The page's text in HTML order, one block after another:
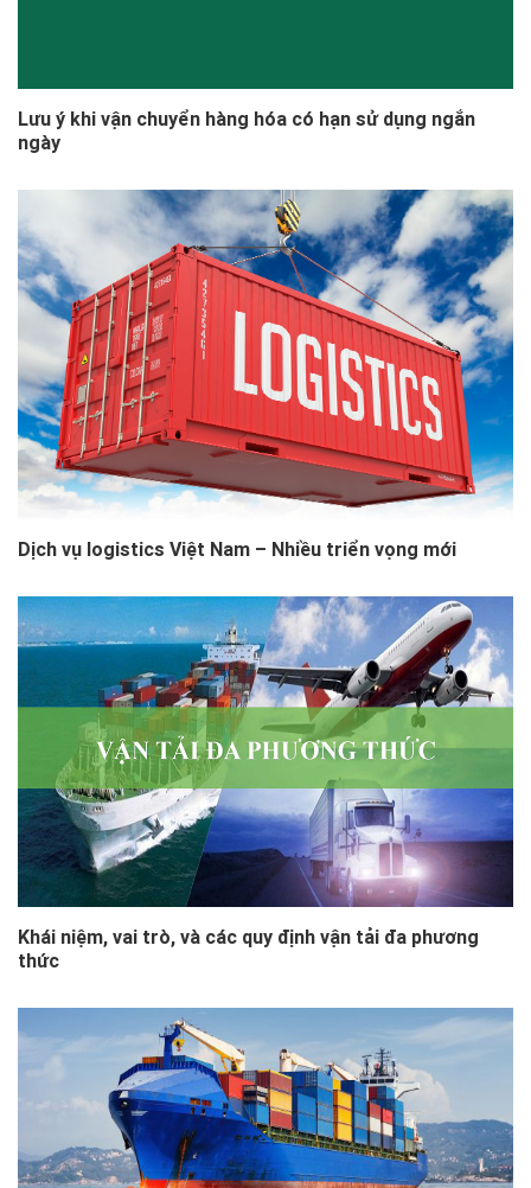
Lưu ý khi vận chuyển hàng hóa có hạn sử dụng ngắn
ngày
Dịch vụ logistics Việt Nam – Nhiều triển vọng mới
Khái niệm, vai trò, và các quy định vận tải đa phương
thức